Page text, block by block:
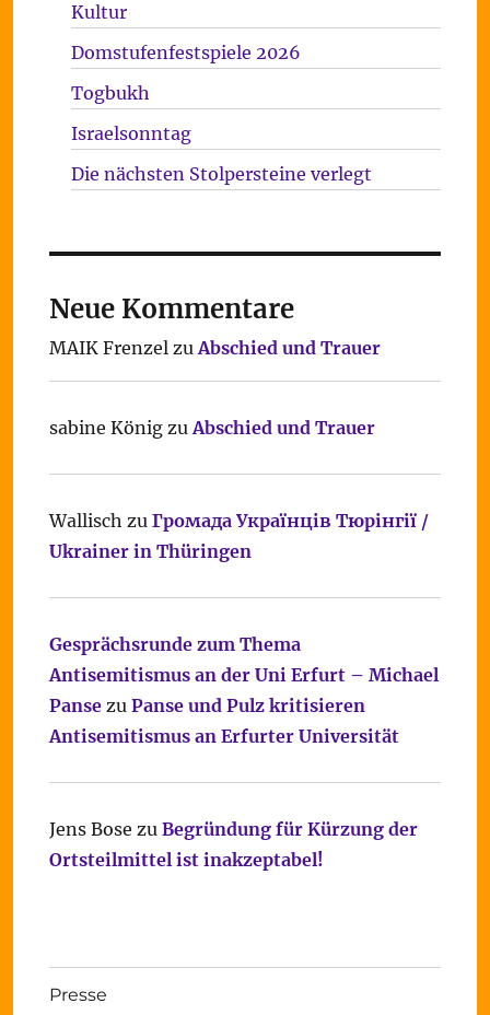
Kultur
Domstufenfestspiele 2026
Togbukh
Israelsonntag
Die nächsten Stolpersteine verlegt
Neue Kommentare
MAIK FrenzelzuAbschied und Trauer
sabine KönigzuAbschied und Trauer
Wallisch zu Громада Українців Тюрінгії /
Ukrainer in Thüringen
Gesprächsrunde zum Thema
Antisemitismus an der Uni Erfurt – Michael
Pansezu Panse und Pulz kritisieren
Antisemitismus an Erfurter Universität
Jens Bose zu Begründung für Kürzung der
Ortsteilmittel ist inakzeptabel!
Presse